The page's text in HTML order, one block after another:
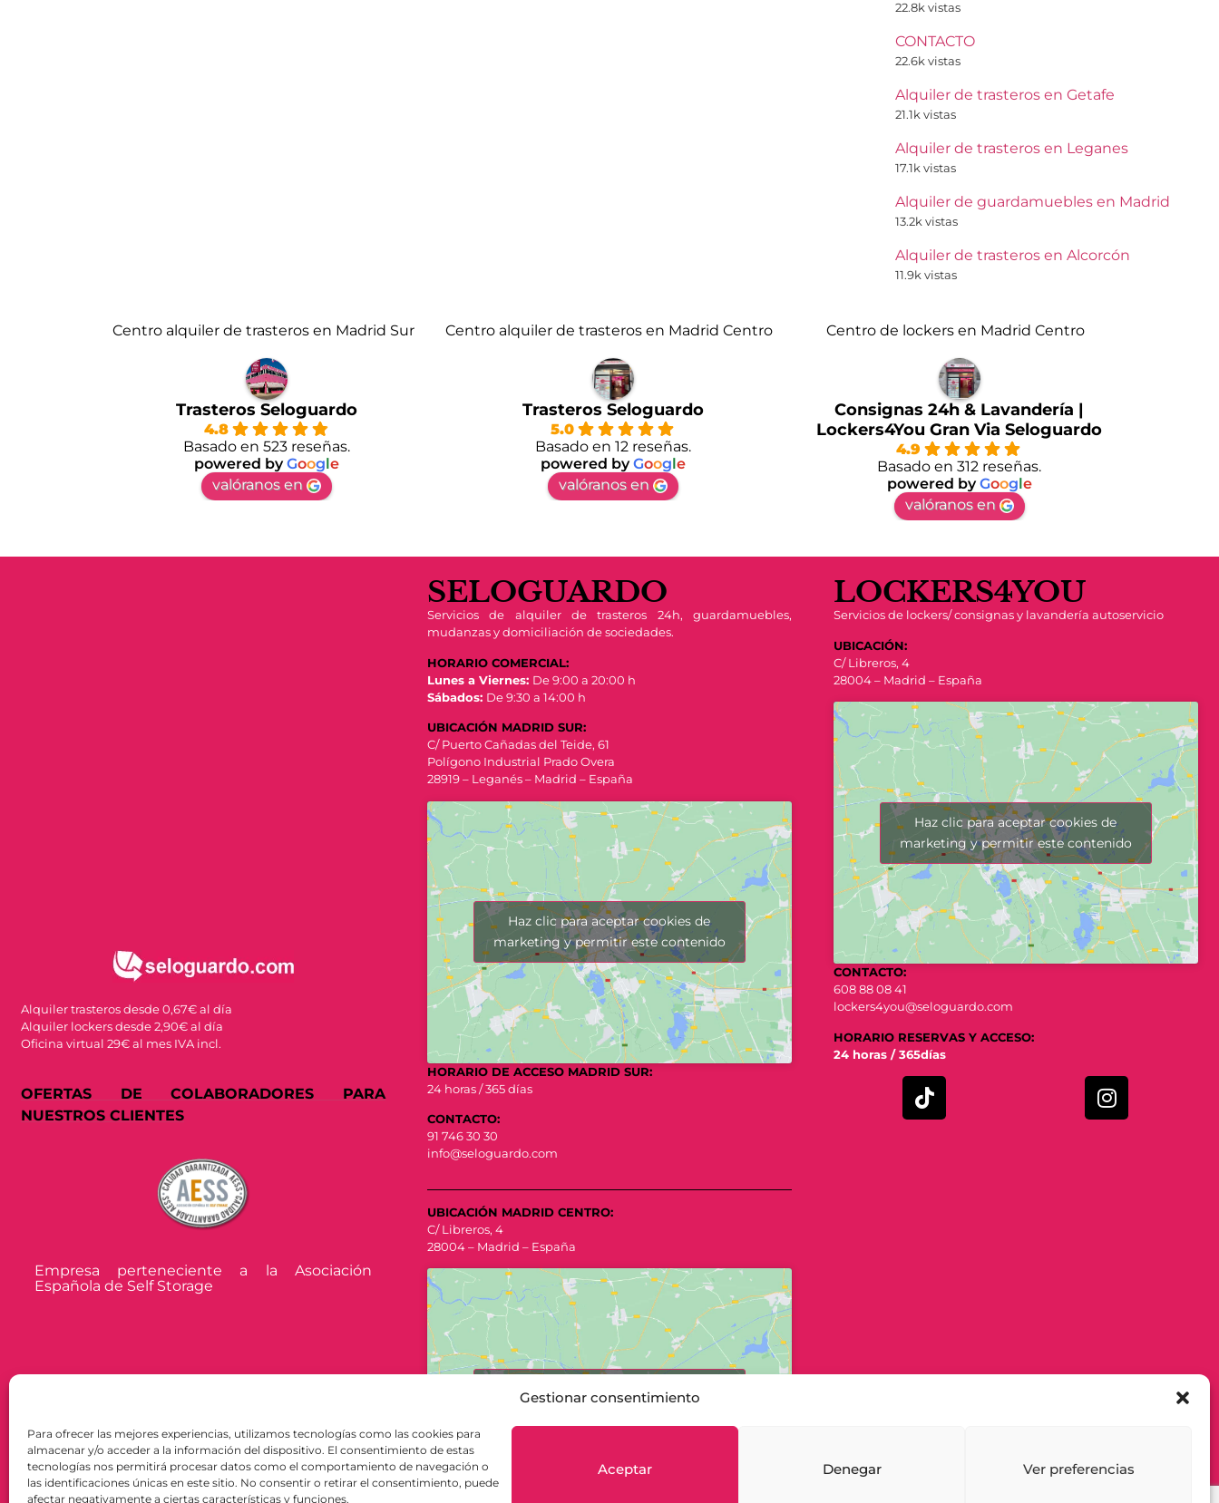
Gestionar consentimiento
Para ofrecer las mejores experiencias, utilizamos tecnologías como las cookies para
almacenar y/o acceder a la información del dispositivo. El consentimiento de estas
tecnologías nos permitirá procesar datos como el comportamiento de navegación o
las identificaciones únicas en este sitio. No consentir o retirar el consentimiento, puede
afectar negativamente a ciertas características y funciones.
Aceptar Denegar Ver preferencias
22.8k vistas
CONTACTO
22.6k vistas
Alquiler de trasteros en Getafe
21.1k vistas
Alquiler de trasteros en Leganes
17.1k vistas
Alquiler de guardamuebles en Madrid
13.2k vistas
Alquiler de trasteros en Alcorcón
11.9k vistas
Centro alquiler de trasteros en Madrid Sur
Trasteros Seloguardo
4.8
Basado en 523 reseñas.
powered byGoogle
valóranos en
Centro alquiler de trasteros en Madrid Centro
Trasteros Seloguardo
5.0
Basado en 12 reseñas.
powered byGoogle
valóranos en
Centro de lockers en Madrid Centro
Consignas 24h & Lavandería |
Lockers4You Gran Via Seloguardo
4.9
Basado en 312 reseñas.
powered byGoogle
valóranos en
Alquiler trasteros desde 0,67€ al día
Alquiler lockers desde 2,90€ al día
Oficina virtual 29€ al mes IVA incl.
OFERTAS DE COLABORADORES PARA
NUESTROS CLIENTES
Empresa perteneciente a la Asociación
Española de Self Storage
SELOGUARDO
Servicios de alquiler de trasteros 24h, guardamuebles,
mudanzas y domiciliación de sociedades.
HORARIO COMERCIAL:
Lunes a Viernes: De 9:00 a 20:00 h
Sábados: De 9:30 a 14:00 h
UBICACIÓN MADRID SUR:
C/ Puerto Cañadas del Teide, 61
Polígono Industrial Prado Overa
28919 – Leganés – Madrid – España
Haz clic para aceptar cookies de
marketing y permitir este contenido
HORARIO DE ACCESO MADRID SUR:
24 horas / 365 días
CONTACTO:
91 746 30 30
info@seloguardo.com
UBICACIÓN MADRID CENTRO:
C/ Libreros, 4
28004 – Madrid – España
Haz clic para aceptar cookies de
LOCKERS4YOU
Servicios de lockers/ consignas y lavandería autoservicio
UBICACIÓN:
C/ Libreros, 4
28004 – Madrid – España
Haz clic para aceptar cookies de
marketing y permitir este contenido
CONTACTO:
608 88 08 41
lockers4you@seloguardo.com
HORARIO RESERVAS Y ACCESO:
24 horas / 365días